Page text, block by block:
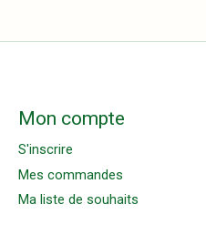
Mon compte
S'inscrire
Mes commandes
Ma liste de souhaits